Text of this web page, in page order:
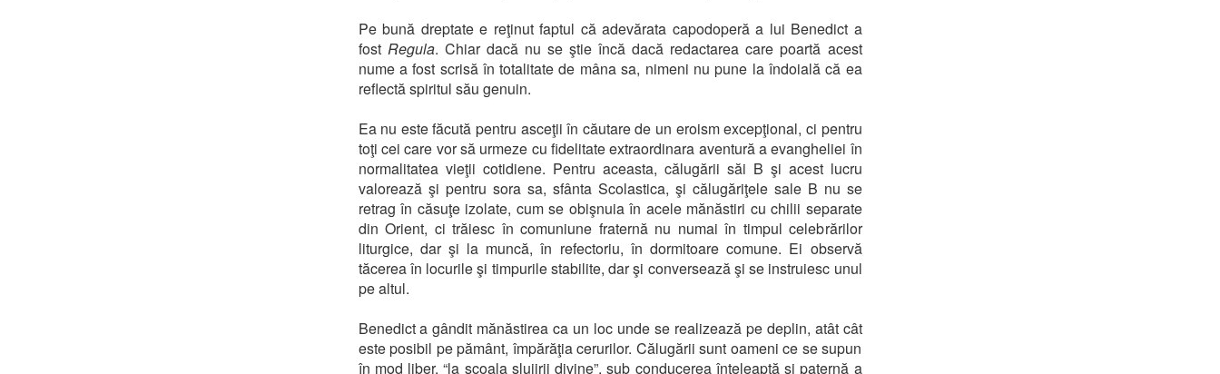
Pe bună dreptate e reţinut faptul că adevărata capodoperă a lui Benedict a
fost Regula. Chiar dacă nu se ştie încă dacă redactarea care poartă acest
nume a fost scrisă în totalitate de mâna sa, nimeni nu pune la îndoială că ea
reflectă spiritul său genuin.
Ea nu este făcută pentru asceţii în căutare de un eroism excepţional, ci pentru
toţi cei care vor să urmeze cu fidelitate extraordinara aventură a evangheliei în
normalitatea vieţii cotidiene. Pentru aceasta, călugării săi B şi acest lucru
valorează şi pentru sora sa, sfânta Scolastica, şi călugăriţele sale B nu se
retrag în căsuţe izolate, cum se obişnuia în acele mănăstiri cu chilii separate
din Orient, ci trăiesc în comuniune fraternă nu numai în timpul celebrărilor
liturgice, dar şi la muncă, în refectoriu, în dormitoare comune. Ei observă
tăcerea în locurile şi timpurile stabilite, dar şi conversează şi se instruiesc unul
pe altul.
Benedict a gândit mănăstirea ca un loc unde se realizează pe deplin, atât cât
este posibil pe pământ, împărăţia cerurilor. Călugării sunt oameni ce se supun
în mod liber, “la şcoala slujirii divine”, sub conducerea înţeleaptă şi paternă a